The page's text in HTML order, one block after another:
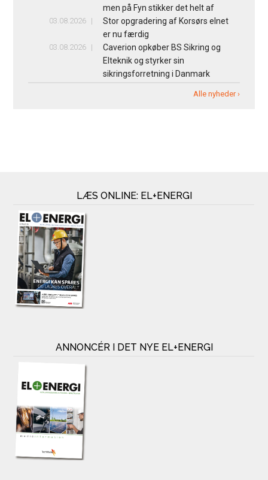
men på Fyn stikker det helt af
03.08.2026
Stor opgradering af Korsørs elnet
er nu færdig
03.08.2026
Caverion opkøber BS Sikring og
Elteknik og styrker sin
sikringsforretning i Danmark
Alle nyheder ›
LÆS ONLINE: EL+ENERGI
ANNONCÉR I DET NYE EL+ENERGI